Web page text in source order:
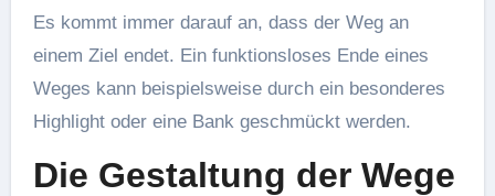
Es kommt immer darauf an, dass der Weg an
einem Ziel endet. Ein funktionsloses Ende eines
Weges kann beispielsweise durch ein besonderes
Highlight oder eine Bank geschmückt werden.
Die Gestaltung der Wege